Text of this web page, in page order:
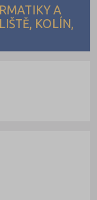
A
KOLÍN,